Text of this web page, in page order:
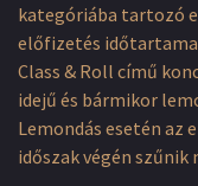
kategóriába tartozó
előfizetés
Class & Roll című
idejű és bármikor
Lemondás esetén az
időszak végén szűnik